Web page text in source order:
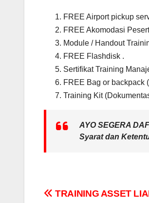
FREE Airport pickup
FREE Akomodasi
Module / Handout
FREE Flashdisk .
Sertifikat Training
FREE Bag or backpack
Training Kit
AYO SEGERA
Syarat dan
Post
TRAINING ASSET